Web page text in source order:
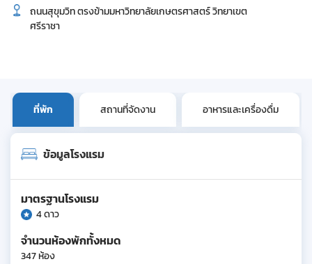
ถนนสุขุมวิท ตรงข้ามมหาวิทยาลัยเกษตรศาสตร์ วิทยาเขต
ศรีราชา
ที่พัก สถานที่จัดงาน อาหารและเครื่องดื่ม
ข้อมูลโรงแรม
มาตรฐานโรงแรม
4 ดาว
จำนวนห้องพักทั้งหมด
347 ห้อง